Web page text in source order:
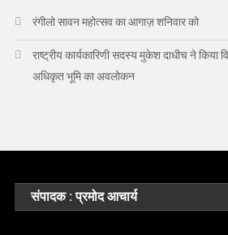
रंगीलो सावन महोत्सव का आगाज़ शनिवार को
राष्ट्रीय कार्यकारिणी सदस्य मुकेश दाधीच ने किया
अधिकृत भूमि का अवलोकन
संपादक : प्रमोद आचार्य